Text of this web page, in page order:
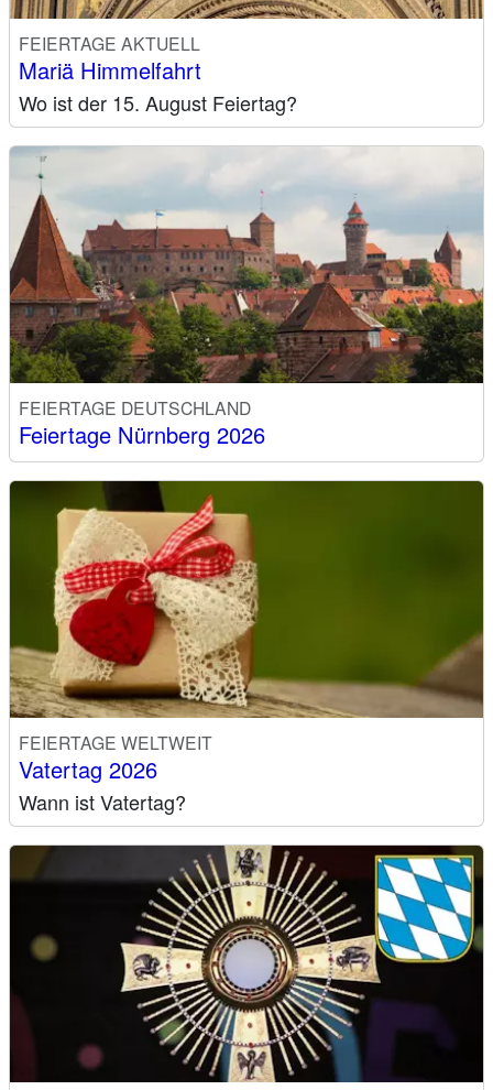
FEIERTAGE AKTUELL
Mariä Himmelfahrt
Wo ist der 15. August Feiertag?
FEIERTAGE DEUTSCHLAND
Feiertage Nürnberg 2026
FEIERTAGE WELTWEIT
Vatertag 2026
Wann ist Vatertag?